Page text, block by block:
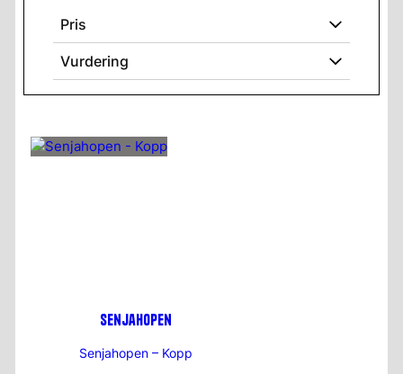
Pris
Vurdering
Senjahopen
Senjahopen – Kopp